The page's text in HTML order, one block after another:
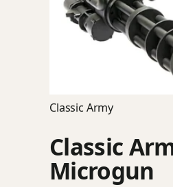
Classic Army
Classic
Microgun